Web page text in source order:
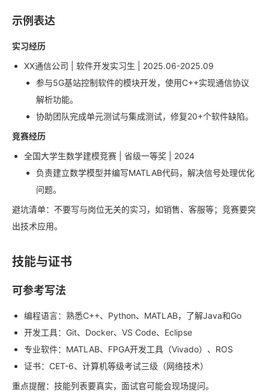
示例表达
实习经历
XX通信公司 | 软件开发实习生 | 2025.06-2025.09
参与5G基站控制软件的模块开发，使用C++实现通信协议
解析功能。
协助团队完成单元测试与集成测试，修复20+个软件缺陷。
竞赛经历
全国大学生数学建模竞赛 | 省级一等奖 | 2024
负责建立数学模型并编写MATLAB代码，解决信号处理优化
问题。
避坑清单：不要写与岗位无关的实习，如销售、客服等；竞赛要突
出技术应用。
技能与证书
可参考写法
编程语言：熟悉C++、Python、MATLAB，了解Java和Go
开发工具：Git、Docker、VS Code、Eclipse
专业软件：MATLAB、FPGA开发工具（Vivado）、ROS
证书：CET-6、计算机等级考试三级（网络技术）
重点提醒：技能列表要真实，面试官可能会现场提问。